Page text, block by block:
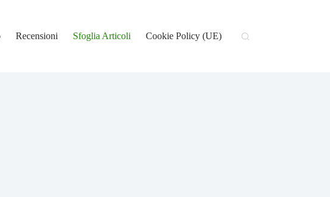
Recensioni Sfoglia Articoli Cookie Policy (UE)